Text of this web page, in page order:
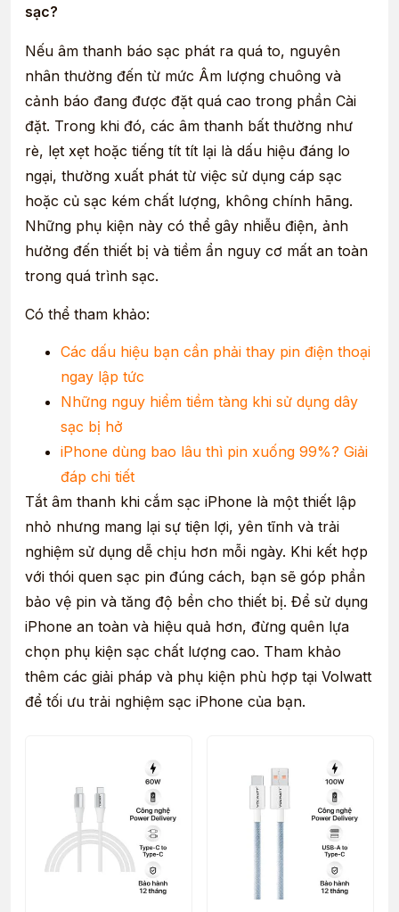
sạc?
Nếu âm thanh báo sạc phát ra quá to, nguyên
nhân thường đến từ mức Âm lượng chuông và
cảnh báo đang được đặt quá cao trong phần Cài
đặt. Trong khi đó, các âm thanh bất thường như
rè, lẹt xẹt hoặc tiếng tít tít lại là dấu hiệu đáng lo
ngại, thường xuất phát từ việc sử dụng cáp sạc
hoặc củ sạc kém chất lượng, không chính hãng.
Những phụ kiện này có thể gây nhiễu điện, ảnh
hưởng đến thiết bị và tiềm ẩn nguy cơ mất an toàn
trong quá trình sạc.
Có thể tham khảo:
Các dấu hiệu bạn cần phải thay pin điện thoại
ngay lập tức
Những nguy hiểm tiềm tàng khi sử dụng dây
sạc bị hở
iPhone dùng bao lâu thì pin xuống 99%? Giải
đáp chi tiết
Tắt âm thanh khi cắm sạc iPhone là một thiết lập
nhỏ nhưng mang lại sự tiện lợi, yên tĩnh và trải
nghiệm sử dụng dễ chịu hơn mỗi ngày. Khi kết hợp
với thói quen sạc pin đúng cách, bạn sẽ góp phần
bảo vệ pin và tăng độ bền cho thiết bị. Để sử dụng
iPhone an toàn và hiệu quả hơn, đừng quên lựa
chọn phụ kiện sạc chất lượng cao. Tham khảo
thêm các giải pháp và phụ kiện phù hợp tại Volwatt
để tối ưu trải nghiệm sạc iPhone của bạn.